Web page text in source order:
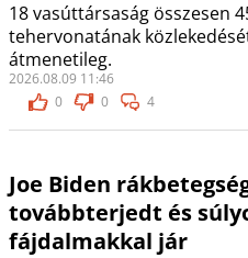
18 vasúttársaság összesen
tehervonatának
átmenetileg.
2026.08.09 11:46
0
0 4
Joe Biden
továbbterjedt és
fájdalmakkal jár